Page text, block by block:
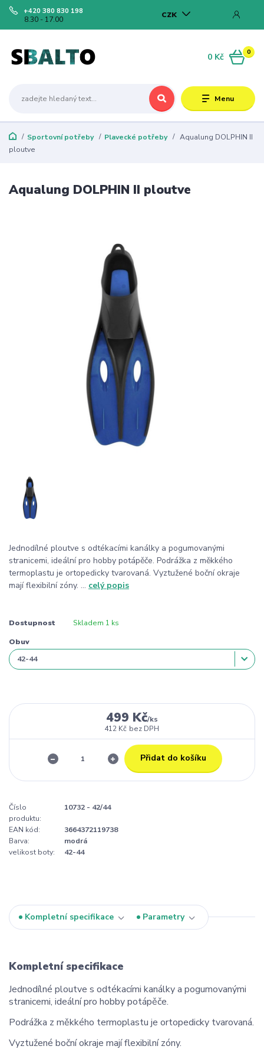
Menu
CZK
+420 380 830 198
8.30 - 17.00
0
0 Kč
Sportovní potřeby Plavecké potřeby
Aqualung DOLPHIN II
ploutve
Aqualung DOLPHIN II ploutve
Jednodílné ploutve s odtékacími kanálky a pogumovanými
stranicemi, ideální pro hobby potápěče. Podrážka z měkkého
termoplastu je ortopedicky tvarovaná. Vyztužené boční okraje
mají flexibilní zóny. ... celý popis
Dostupnost Skladem 1 ks
Obuv
499 Kč/ks
412 Kč bez DPH
Přidat do košíku
Číslo
produktu:
10732 - 42/44
EAN kód:
3664372119738
Barva:
modrá
velikost boty:
42-44
Kompletní specifikace Parametry
Kompletní specifikace
Jednodílné ploutve s odtékacími kanálky a pogumovanými
stranicemi, ideální pro hobby potápěče.
Podrážka z měkkého termoplastu je ortopedicky tvarovaná.
Vyztužené boční okraje mají flexibilní zóny.